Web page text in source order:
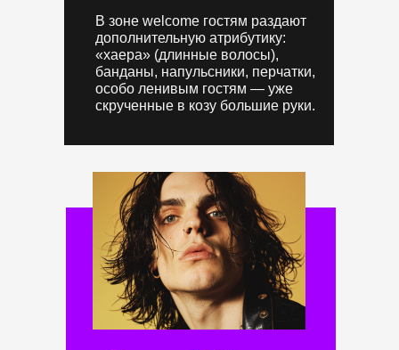
В зоне welcome гостям раздают
дополнительную атрибутику:
«хаера» (длинные волосы),
банданы, напульсники, перчатки,
особо ленивым гостям — уже
скрученные в козу большие руки.